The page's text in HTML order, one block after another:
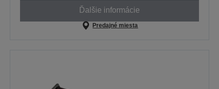
Ďalšie informácie
Predajné miesta